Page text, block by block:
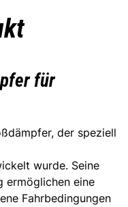
für
der speziell
wurde. Seine
ermöglichen eine
Fahrbedingungen